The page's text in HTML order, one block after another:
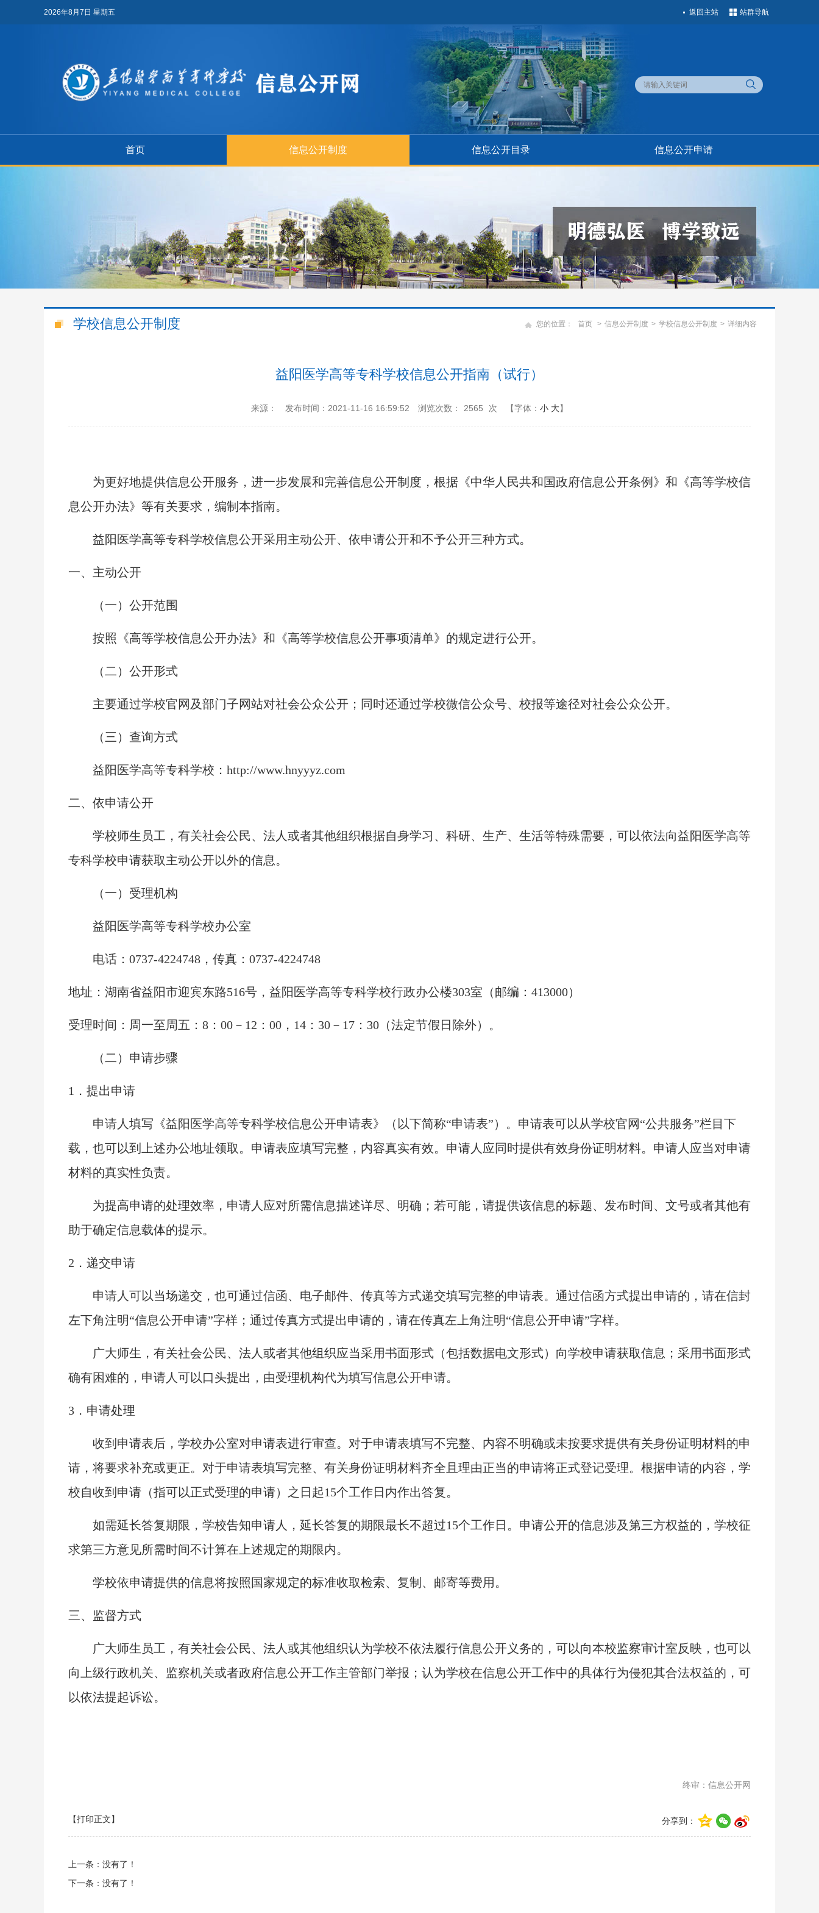
返回主站 站群导航
2026年8月7日 星期五
首页 信息公开制度 信息公开目录 信息公开申请
您的位置： 首页 > 信息公开制度 > 学校信息公开制度 > 详细内容
学校信息公开制度
益阳医学高等专科学校信息公开指南（试行）
来源： 发布时间：2021-11-16 16:59:52 浏览次数： 2565 次 【字体： 小 大】
为更好地提供信息公开服务，进一步发展和完善信息公开制度，根据《中华人民共和国政府信息公开条例》和《高等学校信
息公开办法》等有关要求，编制本指南。
益阳医学高等专科学校信息公开采用主动公开、依申请公开和不予公开三种方式。
一、主动公开
（一）公开范围
按照《高等学校信息公开办法》和《高等学校信息公开事项清单》的规定进行公开。
（二）公开形式
主要通过学校官网及部门子网站对社会公众公开；同时还通过学校微信公众号、校报等途径对社会公众公开。
（三）查询方式
益阳医学高等专科学校： http://www.hnyyyz.com
二、依申请公开
学校师生员工，有关社会公民、法人或者其他组织根据自身学习、科研、生产、生活等特殊需要，可以依法向益阳医学高等
专科学校申请获取主动公开以外的信息。
（一）受理机构
益阳医学高等专科学校办公室
电话： 0737-4224748，传真：0737-4224748
地址：湖南省益阳市迎宾东路516号，益阳医学高等专科学校行政办公楼303室（邮编：413000）
受理时间：周一至周五： 8：00－12：00，14：30－17：30（法定节假日除外）。
（二）申请步骤
1．提出申请
申请人填写《益阳医学高等专科学校信息公开申请表》（以下简称“申请表”）。申请表可以从学校官网“公共服务”栏目下
载，也可以到上述办公地址领取。申请表应填写完整，内容真实有效。申请人应同时提供有效身份证明材料。申请人应当对申请
材料的真实性负责。
为提高申请的处理效率，申请人应对所需信息描述详尽、明确；若可能，请提供该信息的标题、发布时间、文号或者其他有
助于确定信息载体的提示。
2．递交申请
申请人可以当场递交，也可通过信函、电子邮件、传真等方式递交填写完整的申请表。通过信函方式提出申请的，请在信封
左下角注明“信息公开申请”字样；通过传真方式提出申请的，请在传真左上角注明“信息公开申请”字样。
广大师生，有关社会公民、法人或者其他组织应当采用书面形式（包括数据电文形式）向学校申请获取信息；采用书面形式
确有困难的，申请人可以口头提出，由受理机构代为填写信息公开申请。
3．申请处理
收到申请表后，学校办公室对申请表进行审查。对于申请表填写不完整、内容不明确或未按要求提供有关身份证明材料的申
请，将要求补充或更正。对于申请表填写完整、有关身份证明材料齐全且理由正当的申请将正式登记受理。根据申请的内容，学
校自收到申请（指可以正式受理的申请）之日起15个工作日内作出答复。
如需延长答复期限，学校告知申请人，延长答复的期限最长不超过15个工作日。申请公开的信息涉及第三方权益的，学校征
求第三方意见所需时间不计算在上述规定的期限内。
学校依申请提供的信息将按照国家规定的标准收取检索、复制、邮寄等费用。
三、监督方式
广大师生员工，有关社会公民、法人或其他组织认为学校不依法履行信息公开义务的，可以向本校监察审计室反映，也可以
向上级行政机关、监察机关或者政府信息公开工作主管部门举报；认为学校在信息公开工作中的具体行为侵犯其合法权益的，可
以依法提起诉讼。
终审：信息公开网
分享到：
【打印正文】
上一条：没有了！
下一条：没有了！